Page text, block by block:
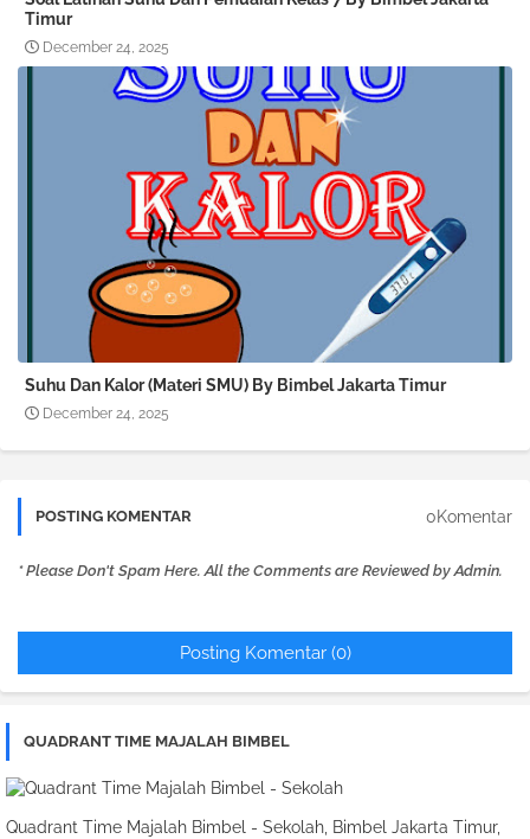
Timur
December 24, 2025
Suhu Dan Kalor (Materi SMU) By Bimbel Jakarta Timur
December 24, 2025
POSTING KOMENTAR 0Komentar
* Please Don't Spam Here. All the Comments are Reviewed by Admin.
Posting Komentar (0)
QUADRANT TIME MAJALAH BIMBEL
Quadrant Time Majalah Bimbel - Sekolah, Bimbel Jakarta Timur,